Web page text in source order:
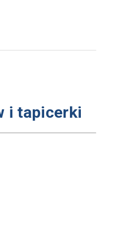
i tapicerki